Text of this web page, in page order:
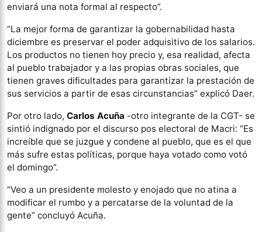
enviará una nota formal al respecto”.
“La mejor forma de garantizar la gobernabilidad hasta
diciembre es preservar el poder adquisitivo de los salarios.
Los productos no tienen hoy precio y, esa realidad, afecta
al pueblo trabajador y a las propias obras sociales, que
tienen graves dificultades para garantizar la prestación de
sus servicios a partir de esas circunstancias” explicó Daer.
Por otro lado, Carlos Acuña -otro integrante de la CGT- se
sintió indignado por el discurso pos electoral de Macri: “Es
increíble que se juzgue y condene al pueblo, que es el que
más sufre estas políticas, porque haya votado como votó
el domingo”.
“Veo a un presidente molesto y enojado que no atina a
modificar el rumbo y a percatarse de la voluntad de la
gente” concluyó Acuña.